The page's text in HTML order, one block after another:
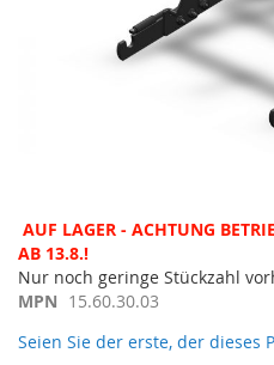
Zum
Anfang
der
Bildergalerie
AUF LAGER - ACHTUNG
AB 13.8.!
Nur noch geringe Stückzahl
MPN 15.60.30.03
Seien Sie der erste, der dieses